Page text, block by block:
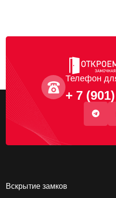
Телефон
+ 7
Вскрытие замков